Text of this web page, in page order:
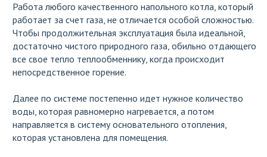
Работа любого качественного напольного котла, который
работает за счет газа, не отличается особой сложностью.
Чтобы продолжительная эксплуатация была идеальной,
достаточно чистого природного газа, обильно отдающего
все свое тепло теплообменнику, когда происходит
непосредственное горение.
Далее по системе постепенно идет нужное количество
воды, которая равномерно нагревается, а потом
направляется в систему основательного отопления,
которая установлена для помещения.